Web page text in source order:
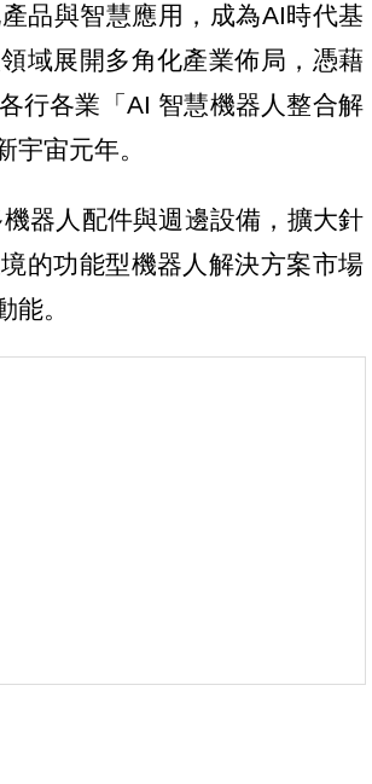
品與智慧應用，成為AI時代基
域展開多角化產業佈局，憑藉
行各業「AI 智慧機器人整合解
宙元年。
器人配件與週邊設備，擴大針
的功能型機器人解決方案市場
能。